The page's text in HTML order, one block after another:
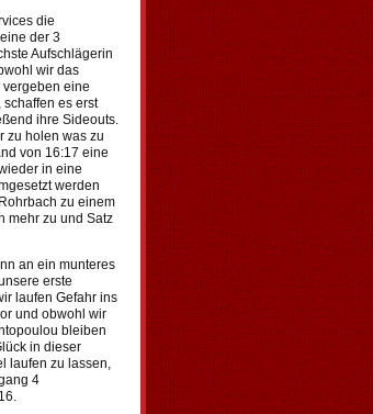
die
der 3
Aufschlägerin
wir das
vergeben eine
es erst
ihre Sideouts.
zu holen was zu
von 16:17 eine
in eine
werden
zu einem
mehr zu und Satz
an ein munteres
erste
laufen Gefahr ins
und obwohl wir
bleiben
in dieser
laufen zu lassen,
4